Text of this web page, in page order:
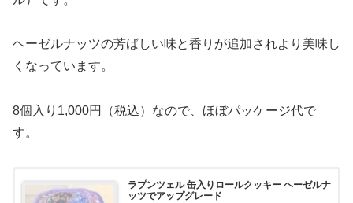
ヘーゼルナッツの芳ばしい味と香りが追加されより美味し
くなっています。
8個入り1,000円（税込）なので、ほぼパッケージ代で
す。
ラプンツェル 缶入りロールクッキー ヘーゼルナ
ッツでアップグレード